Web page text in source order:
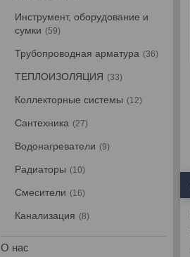
Инструмент, оборудование и
сумки
59
Трубопроводная арматура 36
ТЕПЛОИЗОЛЯЦИЯ 33
Коллекторные системы 12
Сантехника 27
Водонагреватели 9
Радиаторы 10
Смесители 16
Канализация 8
О нас